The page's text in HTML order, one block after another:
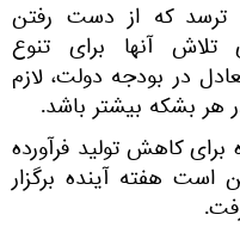
ترسد که از دست رفتن
تلاش آنها برای تنوع
در بودجه دولت، لازم
برای کاهش تولید فرآورده
هفته آینده برگزار